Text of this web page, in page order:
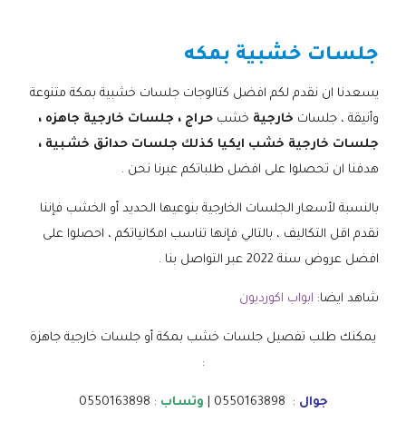
جلسات خشبية بمكه
يسعدنا ان نقدم لكم افضل كتالوجات جلسات خشبية بمكة متنوعة
وأنيقة ، جلسات خارجية خشب حراج ، جلسات خارجية جاهزه ،
جلسات خارجية خشب ايكيا كذلك جلسات حدائق خشبية ،
هدفنا ان تحصلوا على افضل طلباتكم عبرنا نحن .
بالنسبة لأسعار الجلسات الخارجية بنوعيها الحديد أو الخشب فإننا
نقدم اقل التكاليف ، بالتالي فإنها تناسب امكانياتكم ، احصلوا على
افضل عروض سنة 2022 عبر التواصل بنا .
شاهد ايضا: ابواب اكورديون
يمكنك طلب تفصيل جلسات خشب بمكة أو جلسات خارجية جاهزة
:
جوال : 0550163898 | وتساب : 0550163898